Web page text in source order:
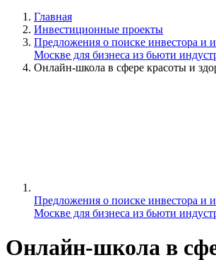
Главная
Инвестиционные проекты
Предложения о поиске инвестора и
Москве для бизнеса из бьюти
Онлайн-школа в сфере красоты и
Предложения о поиске инвестора и
Москве для бизнеса из бьюти
Онлайн-школа в